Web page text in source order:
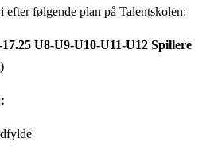
følgende plan på Talentskolen:
U8-U9-U10-U11-U12 Spillere